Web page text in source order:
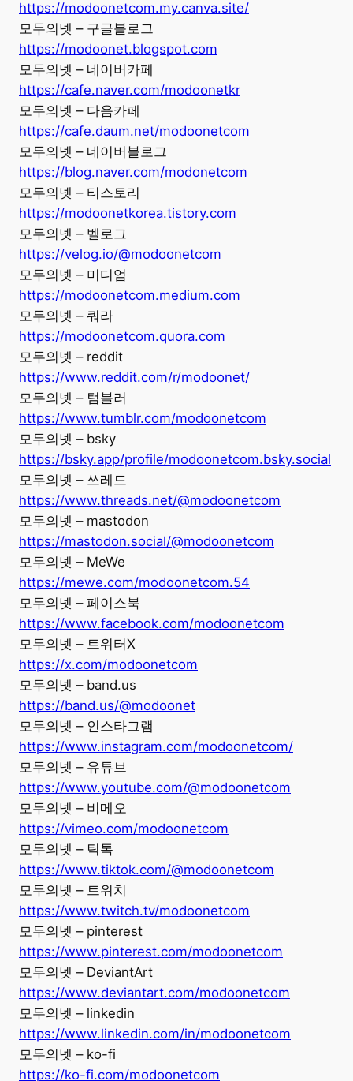
https://modoonetcom.my.canva.site/
모두의넷 – 구글블로그
https://modoonet.blogspot.com
모두의넷 – 네이버카페
https://cafe.naver.com/modoonetkr
모두의넷 – 다음카페
https://cafe.daum.net/modoonetcom
모두의넷 – 네이버블로그
https://blog.naver.com/modonetcom
모두의넷 – 티스토리
https://modoonetkorea.tistory.com
모두의넷 – 벨로그
https://velog.io/@modoonetcom
모두의넷 – 미디엄
https://modoonetcom.medium.com
모두의넷 – 쿼라
https://modoonetcom.quora.com
모두의넷 – reddit
https://www.reddit.com/r/modoonet/
모두의넷 – 텀블러
https://www.tumblr.com/modoonetcom
모두의넷 – bsky
https://bsky.app/profile/modoonetcom.bsky.social
모두의넷 – 쓰레드
https://www.threads.net/@modoonetcom
모두의넷 – mastodon
https://mastodon.social/@modoonetcom
모두의넷 – MeWe
https://mewe.com/modoonetcom.54
모두의넷 – 페이스북
https://www.facebook.com/modoonetcom
모두의넷 – 트위터X
https://x.com/modoonetcom
모두의넷 – band.us
https://band.us/@modoonet
모두의넷 – 인스타그램
https://www.instagram.com/modoonetcom/
모두의넷 – 유튜브
https://www.youtube.com/@modoonetcom
모두의넷 – 비메오
https://vimeo.com/modoonetcom
모두의넷 – 틱톡
https://www.tiktok.com/@modoonetcom
모두의넷 – 트위치
https://www.twitch.tv/modoonetcom
모두의넷 – pinterest
https://www.pinterest.com/modoonetcom
모두의넷 – DeviantArt
https://www.deviantart.com/modoonetcom
모두의넷 – linkedin
https://www.linkedin.com/in/modoonetcom
모두의넷 – ko-fi
https://ko-fi.com/modoonetcom